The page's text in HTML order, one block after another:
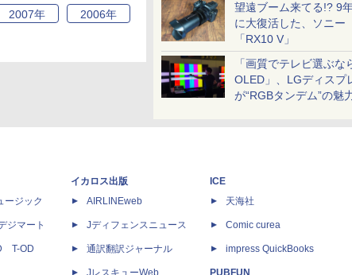
望遠ブーム来てる!? 9
に大復活した、ソニー
「RX10 V」
「画質でテレビ選ぶな
OLED」、LGディスプ
が“RGBタンデム”の魅
2007年 2006年
ージック
ジマート
T-OD
イカロス出版
AIRLINEweb
Jディフェンスニュース
通訳翻訳ジャーナル
JレスキューWeb
ICE
天海社
Comic curea
impress QuickBooks
PUBFUN